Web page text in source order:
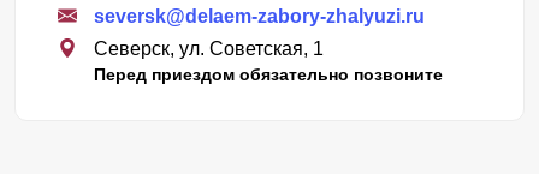
seversk@delaem-zabory-zhalyuzi.ru
Северск, ул. Советская, 1
Перед приездом обязательно позвоните